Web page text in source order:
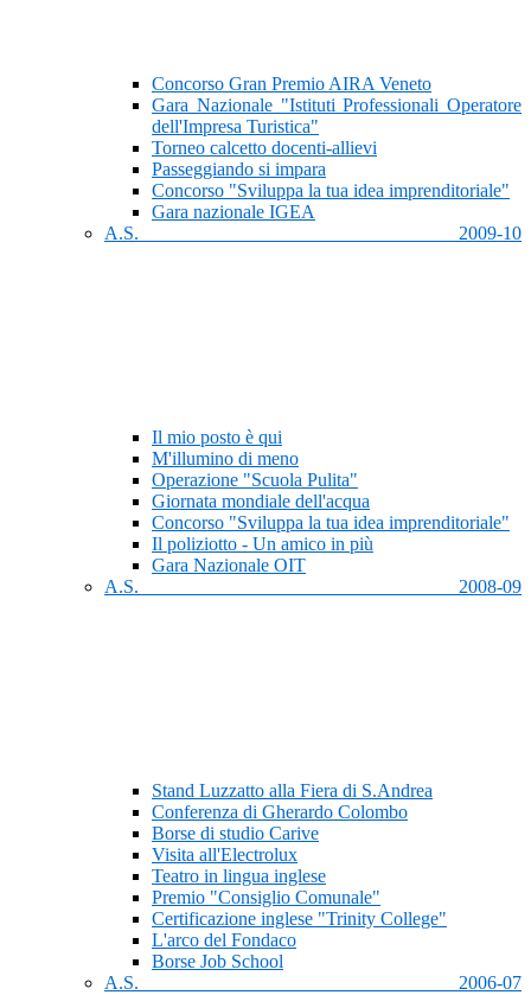
Concorso Gran Premio AIRA Veneto
Gara Nazionale "Istituti Professionali Operatore
dell'Impresa Turistica"
Torneo calcetto docenti-allievi
Passeggiando si impara
Concorso "Sviluppa la tua idea imprenditoriale"
Gara nazionale IGEA
A.S. 2009-10
Il mio posto è qui
M'illumino di meno
Operazione "Scuola Pulita"
Giornata mondiale dell'acqua
Concorso "Sviluppa la tua idea imprenditoriale"
Il poliziotto - Un amico in più
Gara Nazionale OIT
A.S. 2008-09
Stand Luzzatto alla Fiera di S.Andrea
Conferenza di Gherardo Colombo
Borse di studio Carive
Visita all'Electrolux
Teatro in lingua inglese
Premio "Consiglio Comunale"
Certificazione inglese "Trinity College"
L'arco del Fondaco
Borse Job School
A.S. 2006-07